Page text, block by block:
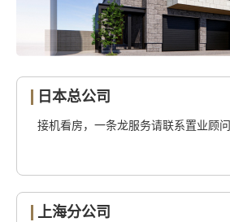
日本总公司
接机看房，一条龙服务请联系置业顾问
上海分公司